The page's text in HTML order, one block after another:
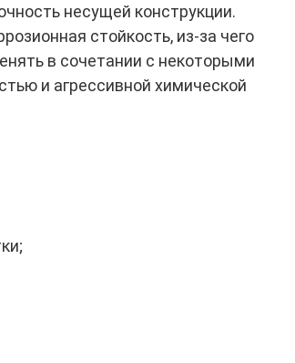
несущей конструкции.
стойкость, из-за чего
в сочетании с некоторыми
и агрессивной химической